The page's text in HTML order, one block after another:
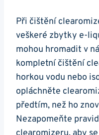
Při čištění
veškeré zbytky e-
mohou hromadit v
kompletní čištění
horkou vodu nebo
opláchněte
předtím, než ho
Nezapomeňte